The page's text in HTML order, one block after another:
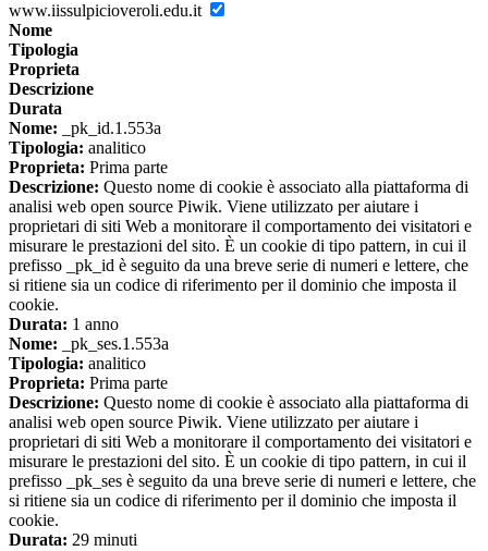
www.iissulpicioveroli.edu.it
Nome
Tipologia
Proprieta
Descrizione
Durata
Nome: _pk_id.1.553a
Tipologia: analitico
Proprieta: Prima parte
Descrizione: Questo nome di cookie è associato alla piattaforma di
analisi web open source Piwik. Viene utilizzato per aiutare i
proprietari di siti Web a monitorare il comportamento dei visitatori e
misurare le prestazioni del sito. È un cookie di tipo pattern, in cui il
prefisso _pk_id è seguito da una breve serie di numeri e lettere, che
si ritiene sia un codice di riferimento per il dominio che imposta il
cookie.
Durata: 1 anno
Nome: _pk_ses.1.553a
Tipologia: analitico
Proprieta: Prima parte
Descrizione: Questo nome di cookie è associato alla piattaforma di
analisi web open source Piwik. Viene utilizzato per aiutare i
proprietari di siti Web a monitorare il comportamento dei visitatori e
misurare le prestazioni del sito. È un cookie di tipo pattern, in cui il
prefisso _pk_ses è seguito da una breve serie di numeri e lettere, che
si ritiene sia un codice di riferimento per il dominio che imposta il
cookie.
Durata: 29 minuti